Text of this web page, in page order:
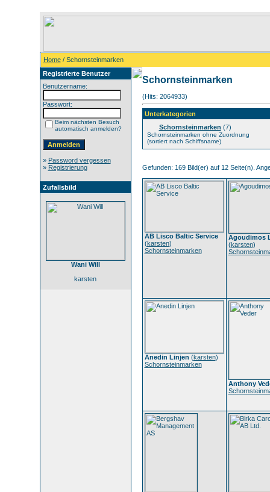
Home/ Schornsteinmarken
Registrierte Benutzer
Benutzername:
Passwort:
Beim nächsten Besuch
automatisch anmelden?
» Password vergessen
» Registrierung
Zufallsbild
Wani Will
karsten
Schornsteinmarken
(Hits: 2064933)
Unterkategorien
Schornsteinmarken (7)
Schornsteinmarken ohne Zuordnung
(sortiert nach Schiffsname)
Gefunden: 169 Bild(er) auf 12 Seite(n).
AB Lisco Baltic Service
(karsten)
Schornsteinmarken
Agoudimos
(karsten)
Anedin Linjen (karsten)
Schornsteinmarken
Anthony